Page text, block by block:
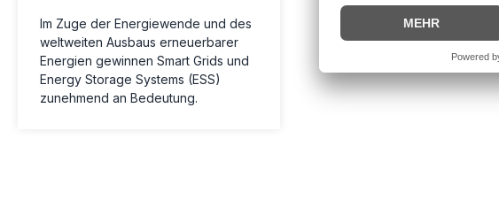
Im Zuge der Energiewende und des
weltweiten Ausbaus erneuerbarer
Energien gewinnen Smart Grids und
Energy Storage Systems (ESS)
zunehmend an Bedeutung.